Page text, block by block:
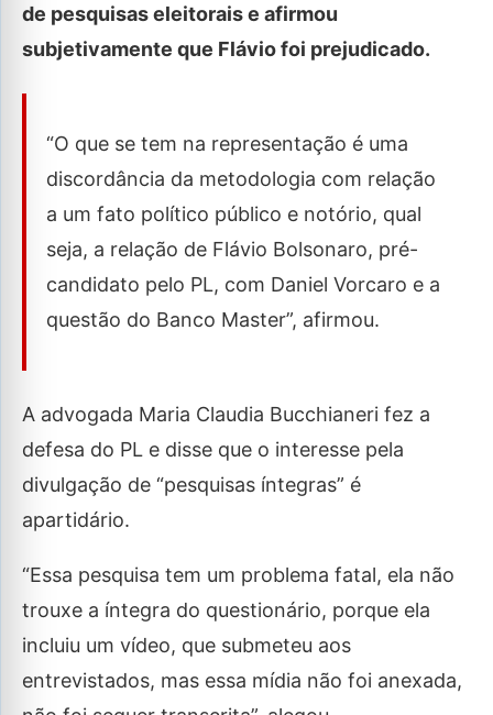
de pesquisas eleitorais e afirmou
subjetivamente que Flávio foi prejudicado.
“O que se tem na representação é uma
discordância da metodologia com relação
a um fato político público e notório, qual
seja, a relação de Flávio Bolsonaro, pré-
candidato pelo PL, com Daniel Vorcaro e a
questão do Banco Master”, afirmou.
A advogada Maria Claudia Bucchianeri fez a
defesa do PL e disse que o interesse pela
divulgação de “pesquisas íntegras” é
apartidário.
“Essa pesquisa tem um problema fatal, ela não
trouxe a íntegra do questionário, porque ela
incluiu um vídeo, que submeteu aos
entrevistados, mas essa mídia não foi anexada,